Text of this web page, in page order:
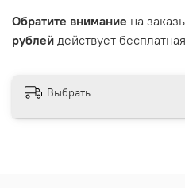
Обратите внимание на
рублей действует
Выбрать